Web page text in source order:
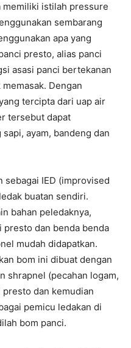
memiliki istilah pressure
sembarang
apa yang
presto, alias panci
asasi panci bertekanan
Dengan
tercipta dari uap air
tersebut dapat
ayam, bandeng dan
sebagai IED (improvised
buatan sendiri.
bahan peledaknya,
presto dan benda benda
mudah didapatkan.
bom ini dibuat dengan
shrapnel (pecahan logam,
presto dan kemudian
pemicu ledakan di
bom panci.